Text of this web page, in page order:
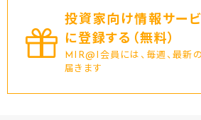
投資家向け情報サー
に登録する（無料）
MIR@I会員には、毎週、最新
届きます